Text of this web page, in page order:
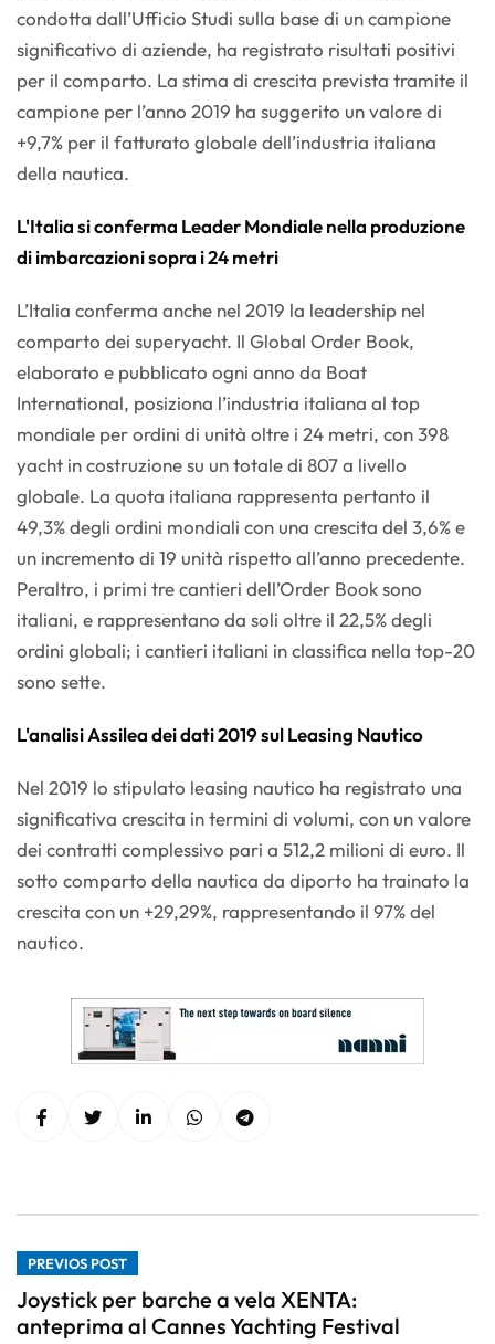
condotta dall’Ufficio Studi sulla base di un campione
significativo di aziende, ha registrato risultati positivi
per il comparto. La stima di crescita prevista tramite il
campione per l’anno 2019 ha suggerito un valore di
+9,7% per il fatturato globale dell’industria italiana
della nautica.
L'Italia si conferma Leader Mondiale nella produzione
di imbarcazioni sopra i 24 metri
L’Italia conferma anche nel 2019 la leadership nel
comparto dei superyacht. Il Global Order Book,
elaborato e pubblicato ogni anno da Boat
International, posiziona l’industria italiana al top
mondiale per ordini di unità oltre i 24 metri, con 398
yacht in costruzione su un totale di 807 a livello
globale. La quota italiana rappresenta pertanto il
49,3% degli ordini mondiali con una crescita del 3,6% e
un incremento di 19 unità rispetto all’anno precedente.
Peraltro, i primi tre cantieri dell’Order Book sono
italiani, e rappresentano da soli oltre il 22,5% degli
ordini globali; i cantieri italiani in classifica nella top-20
sono sette.
L'analisi Assilea dei dati 2019 sul Leasing Nautico
Nel 2019 lo stipulato leasing nautico ha registrato una
significativa crescita in termini di volumi, con un valore
dei contratti complessivo pari a 512,2 milioni di euro. Il
sotto comparto della nautica da diporto ha trainato la
crescita con un +29,29%, rappresentando il 97% del
nautico.
PREVIOS POST
Joystick per barche a vela XENTA:
anteprima al Cannes Yachting Festival